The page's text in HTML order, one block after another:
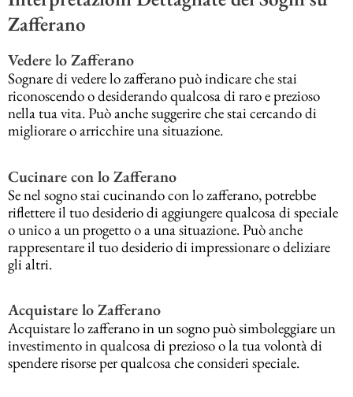
Zafferano
Vedere lo Zafferano
Sognare di vedere lo zafferano può indicare che stai
riconoscendo o desiderando qualcosa di raro e prezioso
nella tua vita. Può anche suggerire che stai cercando di
migliorare o arricchire una situazione.
Cucinare con lo Zafferano
Se nel sogno stai cucinando con lo zafferano, potrebbe
riflettere il tuo desiderio di aggiungere qualcosa di speciale
o unico a un progetto o a una situazione. Può anche
rappresentare il tuo desiderio di impressionare o deliziare
gli altri.
Acquistare lo Zafferano
Acquistare lo zafferano in un sogno può simboleggiare un
investimento in qualcosa di prezioso o la tua volontà di
spendere risorse per qualcosa che consideri speciale.